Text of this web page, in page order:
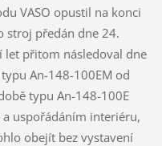
VASO opustil na konci
stroj předán dne 24.
let přitom následoval dne
An-148-100EM od
typu An-148-100E
uspořádáním interiéru,
obejít bez vystavení